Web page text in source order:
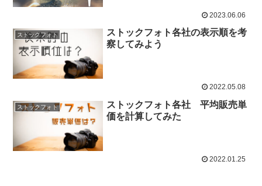
2023.06.06
ストックフォト
ストックフォト各社の表示順を考
察してみよう
2022.05.08
ストックフォト
ストックフォト各社 平均販売単
価を計算してみた
2022.01.25